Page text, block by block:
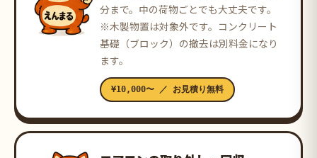
分まで。中の荷物ごとでも大丈夫です。
※木製物置は対象外です。コンクリート
基礎（ブロック）の撤去は別料金になり
ます。
¥10,000〜 ／ お見積り無料